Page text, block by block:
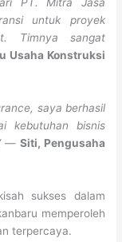
PT. Mitra Jasa
untuk proyek
Timnya sangat
Usaha Konstruksi
saya berhasil
kebutuhan bisnis
— Siti, Pengusaha
sukses dalam
memperoleh
terpercaya.